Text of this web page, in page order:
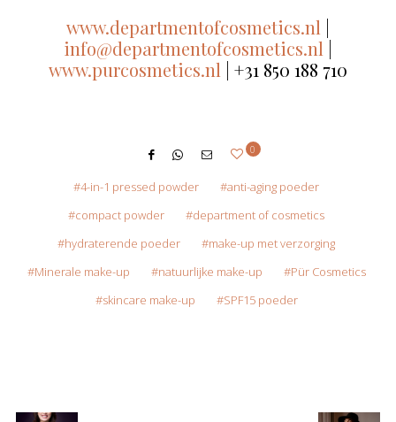
www.departmentofcosmetics.nl |
info@departmentofcosmetics.nl |
www.purcosmetics.nl | +31 850 188 710
0
4-in-1 pressed powder
anti-aging poeder
compact powder
department of cosmetics
hydraterende poeder
make-up met verzorging
Minerale make-up
natuurlijke make-up
Pür Cosmetics
skincare make-up
SPF15 poeder